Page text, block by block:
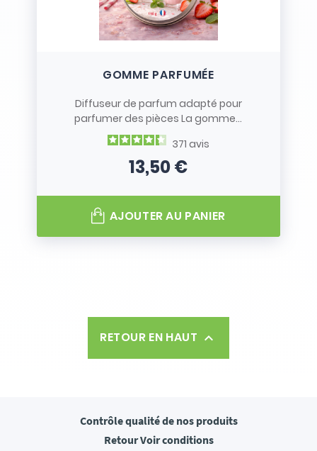
GOMME PARFUMÉE
Diffuseur de parfum adapté pour
parfumer des pièces La gomme...
371 avis
Prix
13,50 €
AJOUTER AU PANIER
RETOUR EN HAUT 
Contrôle qualitéde nos produits
RetourVoir conditions